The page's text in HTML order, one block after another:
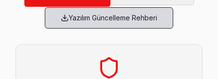
Aksaray Thomson Servis
Thomson TV Aksaray adresinde firmware güncellemesi
Akşemsettin Thomson Servis
Fatih'nın Akşemsettin bölgesindeki Thomson
Yazılım Güncelleme Rehberi